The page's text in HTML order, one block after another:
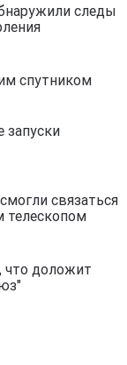
следы
спутником
запуски
связаться
телескопом
что доложит